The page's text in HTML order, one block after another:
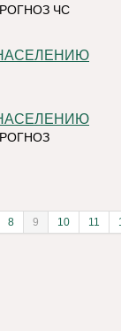
ЧС
8 9 10 11